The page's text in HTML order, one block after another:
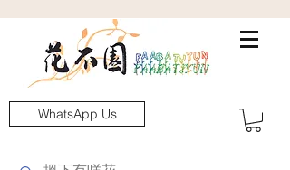
WhatsApp Us